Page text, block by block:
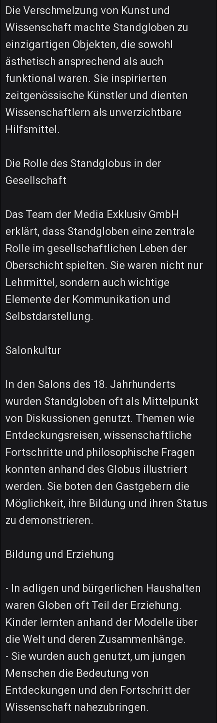
Die Verschmelzung von Kunst und
Wissenschaft machte Standgloben zu
einzigartigen Objekten, die sowohl
ästhetisch ansprechend als auch
funktional waren. Sie inspirierten
zeitgenössische Künstler und dienten
Wissenschaftlern als unverzichtbare
Hilfsmittel.
Die Rolle des Standglobus in der
Gesellschaft
Das Team der Media Exklusiv GmbH
erklärt, dass Standgloben eine zentrale
Rolle im gesellschaftlichen Leben der
Oberschicht spielten. Sie waren nicht nur
Lehrmittel, sondern auch wichtige
Elemente der Kommunikation und
Selbstdarstellung.
Salonkultur
In den Salons des 18. Jahrhunderts
wurden Standgloben oft als Mittelpunkt
von Diskussionen genutzt. Themen wie
Entdeckungsreisen, wissenschaftliche
Fortschritte und philosophische Fragen
konnten anhand des Globus illustriert
werden. Sie boten den Gastgebern die
Möglichkeit, ihre Bildung und ihren Status
zu demonstrieren.
Bildung und Erziehung
- In adligen und bürgerlichen Haushalten
waren Globen oft Teil der Erziehung.
Kinder lernten anhand der Modelle über
die Welt und deren Zusammenhänge.
- Sie wurden auch genutzt, um jungen
Menschen die Bedeutung von
Entdeckungen und den Fortschritt der
Wissenschaft nahezubringen.